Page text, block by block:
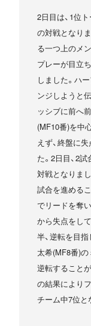
2日目は、1位
の対戦となり
る一つ上のメ
プレーが目立
しました。ハ
ンジしようと
ッシブに前へ
(MF10番)を中
えず、終盤に
た。2日目、2
対戦となりま
試合を進める
でリードを奪
から失点をし
半、逆転を目
太希(MF8番)
逆転すること
の結果により
チーム中7位と